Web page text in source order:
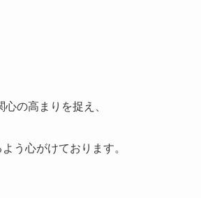
の高まりを捉え、
う心がけております。